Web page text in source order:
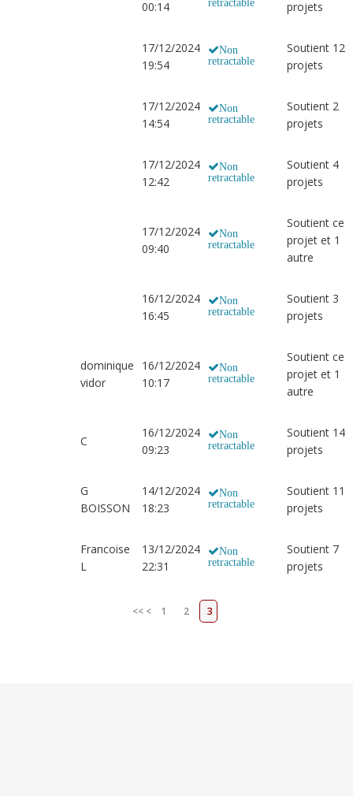
00:14
retractable
projets
17/12/2024
19:54
Non
retractable
Soutient 12
projets
17/12/2024
14:54
Non
retractable
Soutient 2
projets
17/12/2024
12:42
Non
retractable
Soutient 4
projets
17/12/2024
09:40
Non
retractable
Soutient ce
projet et 1
autre
16/12/2024
16:45
Non
retractable
Soutient 3
projets
dominique
vidor
16/12/2024
10:17
Non
retractable
Soutient ce
projet et 1
autre
C
16/12/2024
09:23
Non
retractable
Soutient 14
projets
G
BOISSON
14/12/2024
18:23
Non
retractable
Soutient 11
projets
Francoise
L
13/12/2024
22:31
Non
retractable
Soutient 7
projets
<< < 1 2 3